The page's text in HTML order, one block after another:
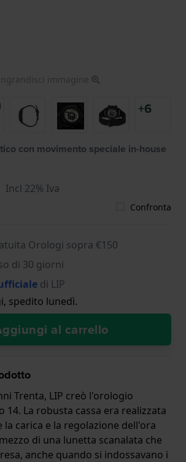
immagine
+6
con movimento speciale in-house
Incl 22% Iva
Confronta
Orologi sopra €150
di 30 giorni
di LIP
spedito lunedì.
al carrello
Trenta, LIP creò l'orologio
14. La robusta cassa era realizzata
la carica e la regolazione dell'ora
di una lunetta scanalata che
anche quando si indossavano i